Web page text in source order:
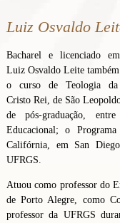
Luiz Osvaldo
Bacharel e licenciado
Luiz Osvaldo Leite
o curso de Teologia da
Cristo Rei, de São
de pós-graduação,
Educacional; o
Califórnia, em San
UFRGS.
Atuou como professor do
de Porto Alegre, como
professor da UFRGS